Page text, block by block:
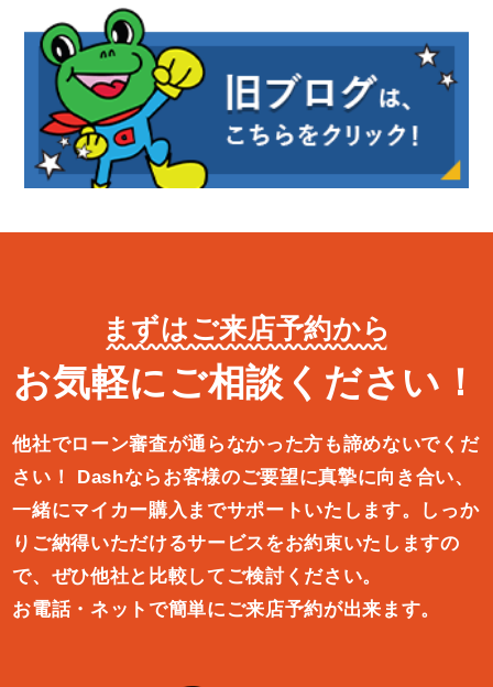
まずはご来店予約から
お気軽にご相談ください！
他社でローン審査が通らなかった方も諦めないでくだ
さい！
Dashならお客様のご要望に真摯に向き合い、
一緒にマイカー購入ま でサポートいたします。しっか
りご納得いただけるサービスをお約束いたしますの
で、ぜひ他社と比較してご検討ください。
お電話・ネットで簡単にご来店予約が出来ます。